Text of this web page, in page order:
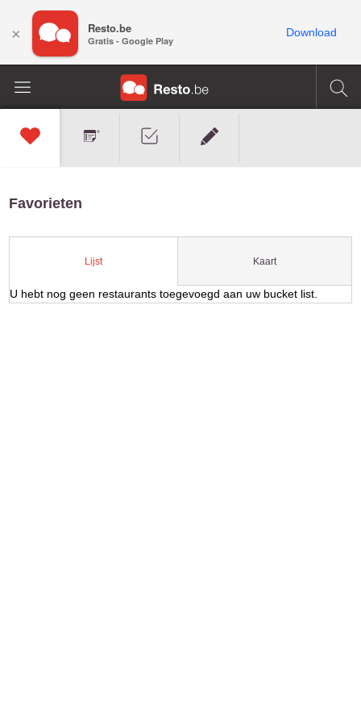
Favorieten
Lijst Kaart
U hebt nog geen restaurants toegevoegd aan uw bucket list.
× Resto.be
Gratis - Google Play
Download